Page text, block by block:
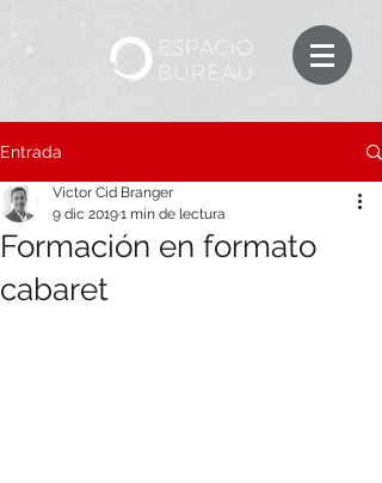
Entrada
Formación en formato
cabaret
Victor Cid Branger
9 dic 20191 min de lectura